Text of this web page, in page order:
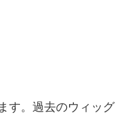
す。過去のウィッグ